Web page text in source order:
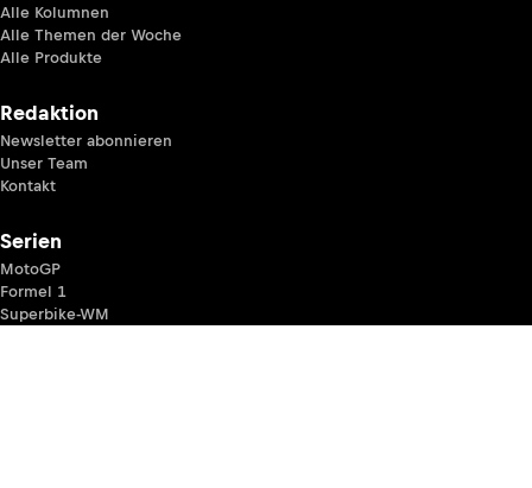
Alle Kolumnen
Alle Themen der Woche
Alle Produkte
Redaktion
Newsletter abonnieren
Unser Team
Kontakt
Serien
MotoGP
Formel 1
Superbike-WM